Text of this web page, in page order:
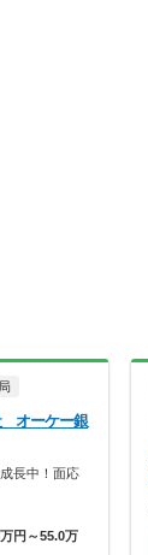
オーケー銀
長中！面応
万円～55.0万